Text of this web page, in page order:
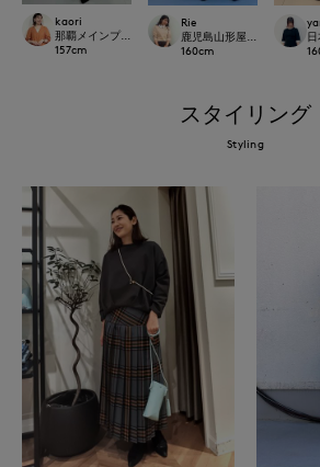
kaori
那覇メインプレイスI.T.'S.international
157cm
Rie
鹿児島山形屋INED
160cm
日
スタイリング
Styling